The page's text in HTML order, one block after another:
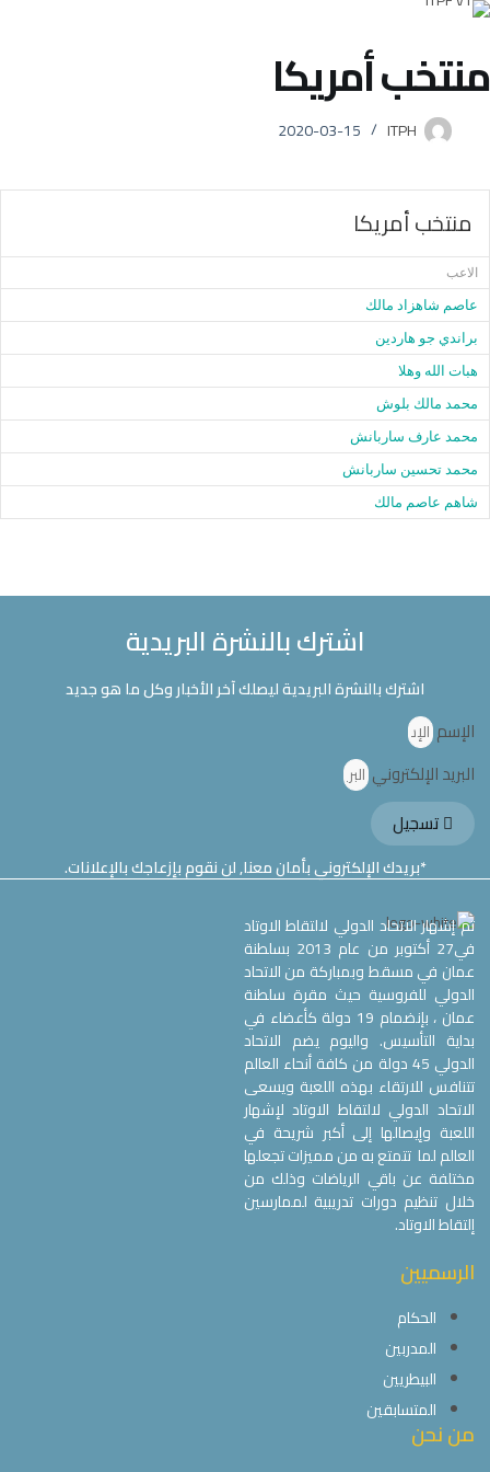
التجاوز
المحتوى
منتخب أمريكا
ITPH
2020-03-15
منتخب أمريكا
الاعب
عاصم شاهزاد مالك
براندي جو هاردين
هبات الله وهلا
محمد مالك بلوش
محمد عارف ساربانش
محمد تحسين ساربانش
شاهم عاصم مالك
اشترك بالنشرة البريدية
اشترك بالنشرة البريدية ليصلك آخر الأخبار وكل ما هو جديد
الإسم
البريد الإلكتروني
تسجيل
*بريدك الإلكتروني بأمان معنا, لن نقوم بإزعاجك بالإعلانات.
تم إشهار الاتحاد الدولي لالتقاط الاوتاد
في27 أكتوبر من عام 2013 بسلطنة
عمان في مسقط وبمباركة من الاتحاد
الدولي للفروسية حيث مقرة سلطنة
عمان ، بإنضمام 19 دولة كأعضاء في
بداية التأسيس. واليوم يضم الاتحاد
الدولي 45 دولة من كافة أنحاء العالم
تتنافس للارتقاء بهذه اللعبة ويسعى
الاتحاد الدولي لالتقاط الاوتاد لإشهار
اللعبة وإيصالها إلى أكبر شريحة في
العالم لما تتمتع به من مميزات تجعلها
مختلفة عن باقي الرياضات وذلك من
خلال تنظيم دورات تدريبية لممارسين
إلتقاط الاوتاد.
الرسميين
الحكام
المدربين
البيطريين
المتسابقين
من نحن